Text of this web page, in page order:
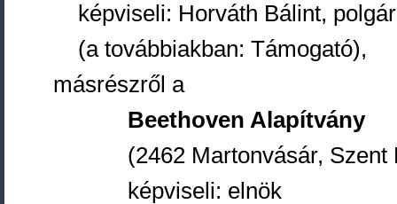
képviseli: Horváth Bálint,
(a továbbiakban: Támogató),
másrészről a
Beethoven Alapítvány
(2462 Martonvásár, Szent
képviseli: elnök